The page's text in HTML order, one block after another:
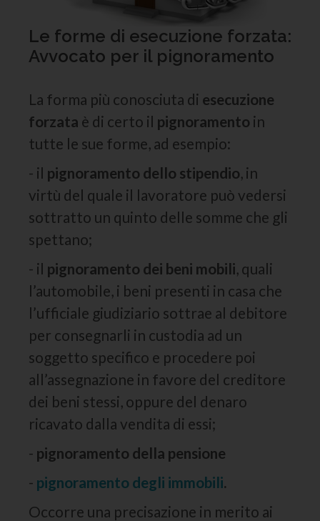
Le forme di esecuzione forzata:
Avvocato per il pignoramento
La forma più conosciuta di esecuzione
forzata è di certo il pignoramento in
tutte le sue forme, ad esempio:
- il pignoramento dello stipendio, in
virtù del quale il lavoratore può vedersi
sottratto un quinto delle somme che gli
spettano;
- il pignoramento dei beni mobili, quali
l’automobile, i beni presenti in casa che
l’ufficiale giudiziario sottrae al debitore
per consegnarli in custodia ad un
soggetto specifico e procedere poi
all’assegnazione in favore del creditore
dei beni stessi, oppure del denaro
ricavato dalla vendita di essi;
- pignoramento della pensione
- pignoramento degli immobili.
Occorre una precisazione in merito ai